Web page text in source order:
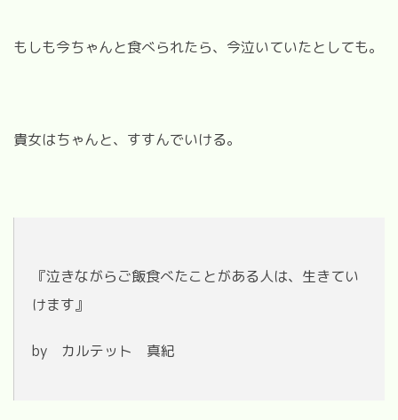
もしも今ちゃんと食べられたら、今泣いていたとしても。
貴女はちゃんと、すすんでいける。
『泣きながらご飯食べたことがある人は、生きてい
けます』
by カルテット 真紀